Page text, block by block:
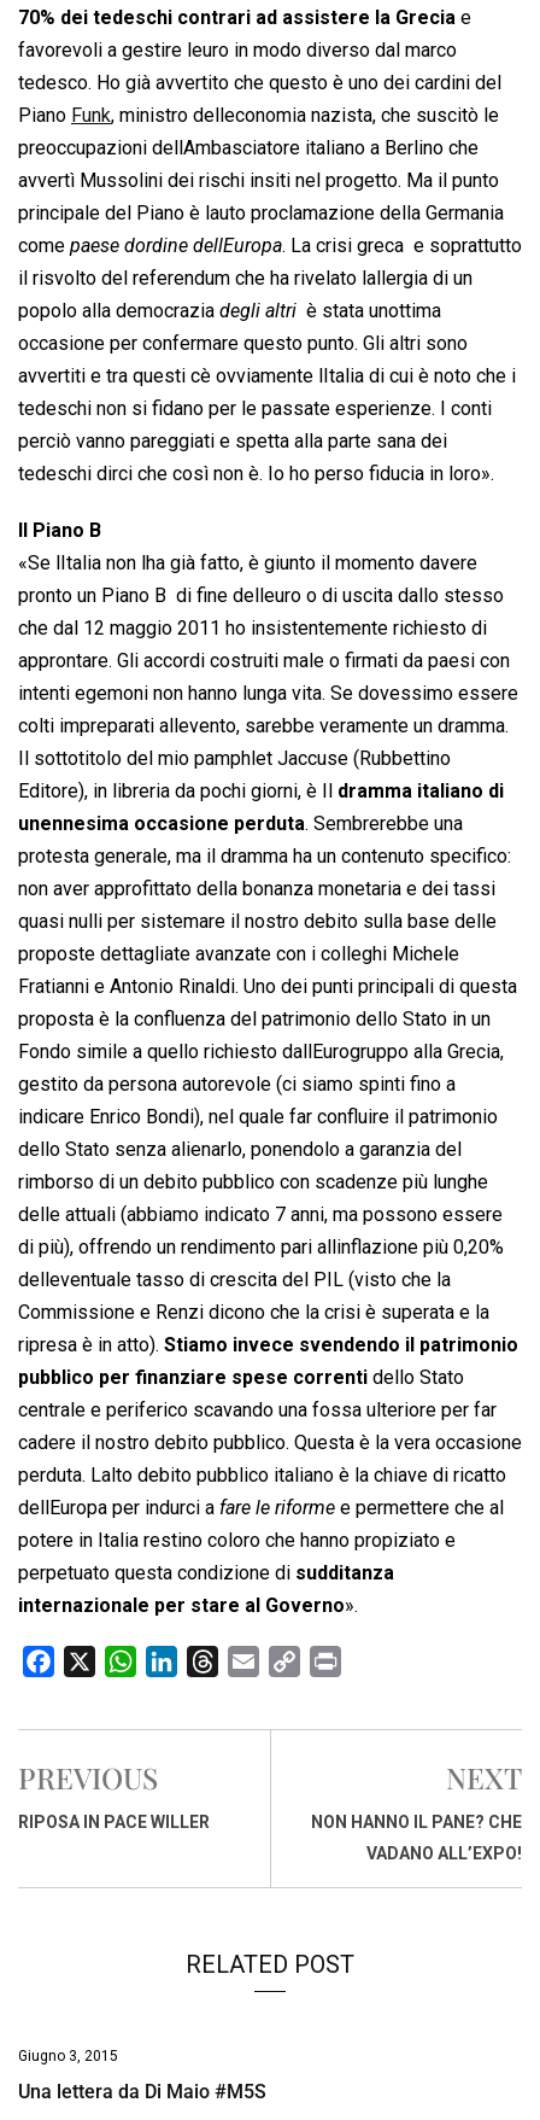
70% dei tedeschi contrari ad assistere la Grecia e
favorevoli a gestire leuro in modo diverso dal marco
tedesco. Ho già avvertito che questo è uno dei cardini del
Piano Funk, ministro delleconomia nazista, che suscitò le
preoccupazioni dellAmbasciatore italiano a Berlino che
avvertì Mussolini dei rischi insiti nel progetto. Ma il punto
principale del Piano è lauto proclamazione della Germania
come  paese dordine dellEuropa. La crisi greca  e soprattutto
il risvolto del referendum che ha rivelato lallergia di un
popolo alla democrazia  degli altri   è stata unottima
occasione per confermare questo punto. Gli altri sono
avvertiti e tra questi cè ovviamente lItalia di cui è noto che i
tedeschi non si fidano per le passate esperienze. I conti
perciò vanno pareggiati e spetta alla parte sana dei
tedeschi dirci che così non è. Io ho perso fiducia in loro».
Il Piano B
«Se lItalia non lha già fatto, è giunto il momento davere
pronto un Piano B  di fine delleuro o di uscita dallo stesso 
che dal 12 maggio 2011 ho insistentemente richiesto di
approntare. Gli accordi costruiti male o firmati da paesi con
intenti egemoni non hanno lunga vita. Se dovessimo essere
colti impreparati allevento, sarebbe veramente un dramma.
Il sottotitolo del mio pamphlet Jaccuse (Rubbettino
Editore), in libreria da pochi giorni, è Il dramma italiano di
unennesima occasione perduta. Sembrerebbe una
protesta generale, ma il dramma ha un contenuto specifico:
non aver approfittato della bonanza monetaria e dei tassi
quasi nulli per sistemare il nostro debito sulla base delle
proposte dettagliate avanzate con i colleghi Michele
Fratianni e Antonio Rinaldi. Uno dei punti principali di questa
proposta è la confluenza del patrimonio dello Stato in un
Fondo simile a quello richiesto dallEurogruppo alla Grecia,
gestito da persona autorevole (ci siamo spinti fino a
indicare Enrico Bondi), nel quale far confluire il patrimonio
dello Stato senza alienarlo, ponendolo a garanzia del
rimborso di un debito pubblico con scadenze più lunghe
delle attuali (abbiamo indicato 7 anni, ma possono essere
di più), offrendo un rendimento pari allinflazione più 0,20%
delleventuale tasso di crescita del PIL (visto che la
Commissione e Renzi dicono che la crisi è superata e la
ripresa è in atto). Stiamo invece svendendo il patrimonio
pubblico per finanziare spese correnti dello Stato
centrale e periferico scavando una fossa ulteriore per far
cadere il nostro debito pubblico. Questa è la vera occasione
perduta. Lalto debito pubblico italiano è la chiave di ricatto
dellEuropa per indurci a  fare le riforme  e permettere che al
potere in Italia restino coloro che hanno propiziato e
perpetuato questa condizione di sudditanza
internazionale per stare al Governo».
c
b
o
W
a
s
A
n
d
r
a
p
i
PREVIOUS
RIPOSA IN PACE WILLER
NEXT
NON HANNO IL PANE? CHE
VADANO ALL’EXPO!
RELATED POST
Giugno 3, 2015
Una lettera da Di Maio #M5S